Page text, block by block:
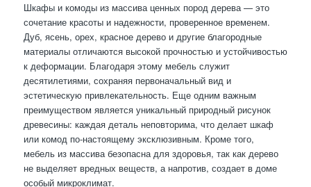
Шкафы и комоды из массива ценных пород дерева — это
сочетание красоты и надежности, проверенное временем.
Дуб, ясень, орех, красное дерево и другие благородные
материалы отличаются высокой прочностью и устойчивостью
к деформации. Благодаря этому мебель служит
десятилетиями, сохраняя первоначальный вид и
эстетическую привлекательность. Еще одним важным
преимуществом является уникальный природный рисунок
древесины: каждая деталь неповторима, что делает шкаф
или комод по-настоящему эксклюзивным. Кроме того,
мебель из массива безопасна для здоровья, так как дерево
не выделяет вредных веществ, а напротив, создает в доме
особый микроклимат.